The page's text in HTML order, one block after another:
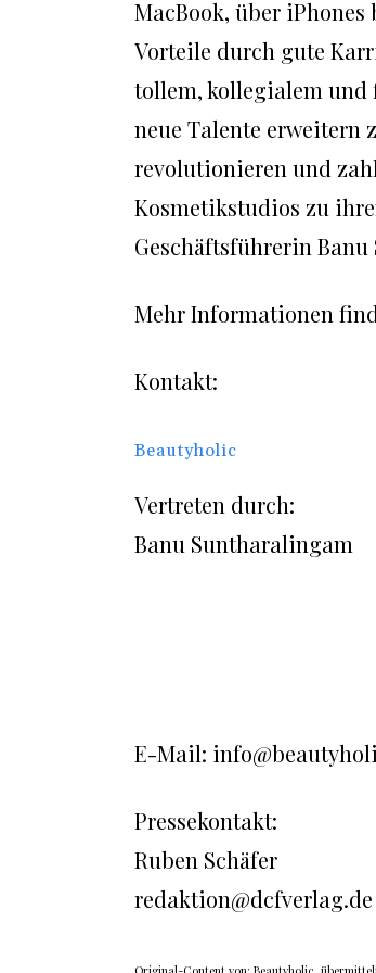
MacBook, über
Vorteile durch gute
tollem, kollegialem und
neue Talente erweitern
revolutionieren und
Kosmetikstudios zu
Geschäftsführerin
Mehr Informationen
Kontakt:
Beautyholic
Vertreten durch:
Banu Suntharalingam
E-Mail:
Pressekontakt:
Ruben Schäfer
redaktion@dcfverlag.de